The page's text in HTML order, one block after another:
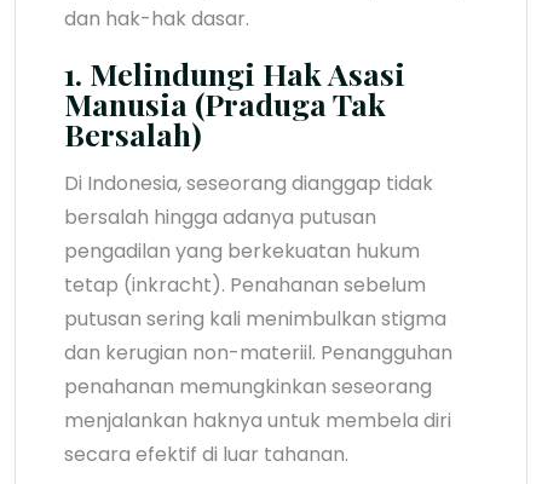
dan hak-hak dasar.
1. Melindungi Hak Asasi
Manusia (Praduga Tak
Bersalah)
Di Indonesia, seseorang dianggap tidak
bersalah hingga adanya putusan
pengadilan yang berkekuatan hukum
tetap (inkracht). Penahanan sebelum
putusan sering kali menimbulkan stigma
dan kerugian non-materiil. Penangguhan
penahanan memungkinkan seseorang
menjalankan haknya untuk membela diri
secara efektif di luar tahanan.